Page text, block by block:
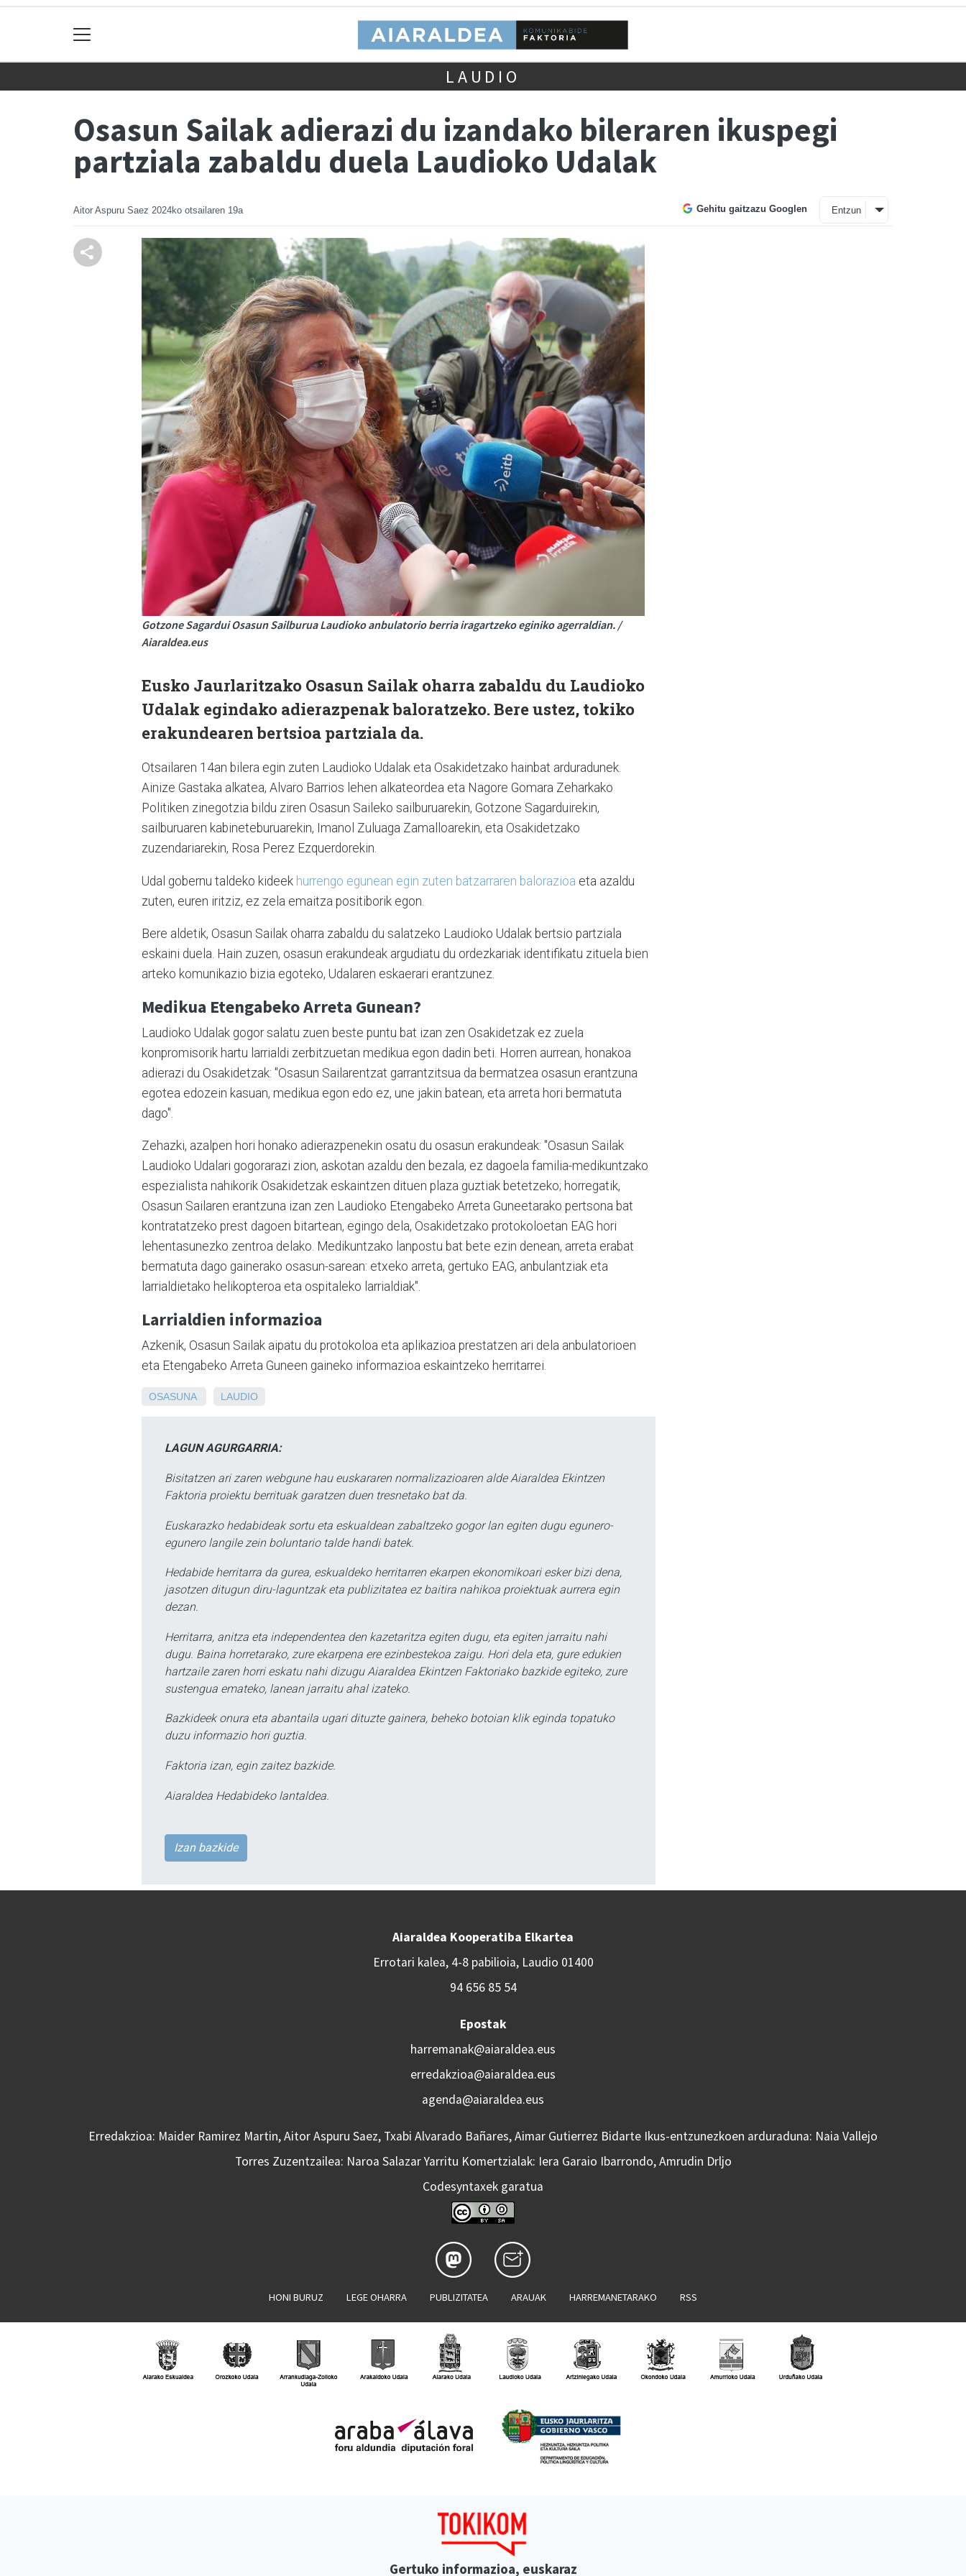
LAUDIO
Osasun Sailak adierazi du izandako bileraren ikuspegi
partziala zabaldu duela Laudioko Udalak
Aitor Aspuru Saez 2024ko otsailaren 19a Gehitu gaitzazu Googlen Entzun
Gotzone Sagardui Osasun Sailburua Laudioko anbulatorio berria iragartzeko eginiko agerraldian. /
Aiaraldea.eus
Eusko Jaurlaritzako Osasun Sailak oharra zabaldu du Laudioko
Udalak egindako adierazpenak baloratzeko. Bere ustez, tokiko
erakundearen bertsioa partziala da.
Otsailaren 14an bilera egin zuten Laudioko Udalak eta Osakidetzako hainbat arduradunek.
Ainize Gastaka alkatea, Alvaro Barrios lehen alkateordea eta Nagore Gomara Zeharkako
Politiken zinegotzia bildu ziren Osasun Saileko sailburuarekin, Gotzone Sagarduirekin,
sailburuaren kabineteburuarekin, Imanol Zuluaga Zamalloarekin, eta Osakidetzako
zuzendariarekin, Rosa Perez Ezquerdorekin.
Udal gobernu taldeko kideek hurrengo egunean egin zuten batzarraren balorazioa eta azaldu
zuten, euren iritziz, ez zela emaitza positiborik egon.
Bere aldetik, Osasun Sailak oharra zabaldu du salatzeko Laudioko Udalak bertsio partziala
eskaini duela. Hain zuzen, osasun erakundeak argudiatu du ordezkariak identifikatu zituela bien
arteko komunikazio bizia egoteko, Udalaren eskaerari erantzunez.
Medikua Etengabeko Arreta Gunean?
Laudioko Udalak gogor salatu zuen beste puntu bat izan zen Osakidetzak ez zuela
konpromisorik hartu larrialdi zerbitzuetan medikua egon dadin beti. Horren aurrean, honakoa
adierazi du Osakidetzak: "Osasun Sailarentzat garrantzitsua da bermatzea osasun erantzuna
egotea edozein kasuan, medikua egon edo ez, une jakin batean, eta arreta hori bermatuta
dago".
Zehazki, azalpen hori honako adierazpenekin osatu du osasun erakundeak: "Osasun Sailak
Laudioko Udalari gogorarazi zion, askotan azaldu den bezala, ez dagoela familia-medikuntzako
espezialista nahikorik Osakidetzak eskaintzen dituen plaza guztiak betetzeko; horregatik,
Osasun Sailaren erantzuna izan zen Laudioko Etengabeko Arreta Guneetarako pertsona bat
kontratatzeko prest dagoen bitartean, egingo dela, Osakidetzako protokoloetan EAG hori
lehentasunezko zentroa delako. Medikuntzako lanpostu bat bete ezin denean, arreta erabat
bermatuta dago gainerako osasun-sarean: etxeko arreta, gertuko EAG, anbulantziak eta
larrialdietako helikopteroa eta ospitaleko larrialdiak".
Larrialdien informazioa
Azkenik, Osasun Sailak aipatu du protokoloa eta aplikazioa prestatzen ari dela anbulatorioen
eta Etengabeko Arreta Guneen gaineko informazioa eskaintzeko herritarrei.
OSASUNA LAUDIO
LAGUN AGURGARRIA:
Bisitatzen ari zaren webgune hau euskararen normalizazioaren alde Aiaraldea Ekintzen
Faktoria proiektu berrituak garatzen duen tresnetako bat da.
Euskarazko hedabideak sortu eta eskualdean zabaltzeko gogor lan egiten dugu egunero-
egunero langile zein boluntario talde handi batek.
Hedabide herritarra da gurea, eskualdeko herritarren ekarpen ekonomikoari esker bizi dena,
jasotzen ditugun diru-laguntzak eta publizitatea ez baitira nahikoa proiektuak aurrera egin
dezan.
Herritarra, anitza eta independentea den kazetaritza egiten dugu, eta egiten jarraitu nahi
dugu. Baina horretarako, zure ekarpena ere ezinbestekoa zaigu. Hori dela eta, gure edukien
hartzaile zaren horri eskatu nahi dizugu Aiaraldea Ekintzen Faktoriako bazkide egiteko, zure
sustengua emateko, lanean jarraitu ahal izateko.
Bazkideek onura eta abantaila ugari dituzte gainera, beheko botoian klik eginda topatuko
duzu informazio hori guztia.
Faktoria izan, egin zaitez bazkide.
Aiaraldea Hedabideko lantaldea.
Izan bazkide
Aiaraldea Kooperatiba Elkartea
Errotari kalea, 4-8 pabilioia, Laudio 01400
94 656 85 54
Epostak
harremanak@aiaraldea.eus
erredakzioa@aiaraldea.eus
agenda@aiaraldea.eus
Erredakzioa: Maider Ramirez Martin, Aitor Aspuru Saez, Txabi Alvarado Bañares, Aimar Gutierrez Bidarte Ikus-entzunezkoen arduraduna: Naia Vallejo
Torres Zuzentzailea: Naroa Salazar Yarritu Komertzialak: Iera Garaio Ibarrondo, Amrudin Drljo
Codesyntaxek garatua
HONI BURUZ LEGE OHARRA PUBLIZITATEA ARAUAK HARREMANETARAKO RSS
Gertuko informazioa, euskaraz